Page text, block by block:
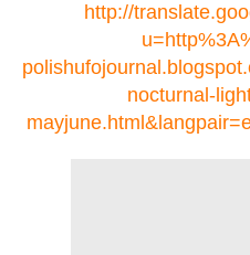
http://
nocturnal-